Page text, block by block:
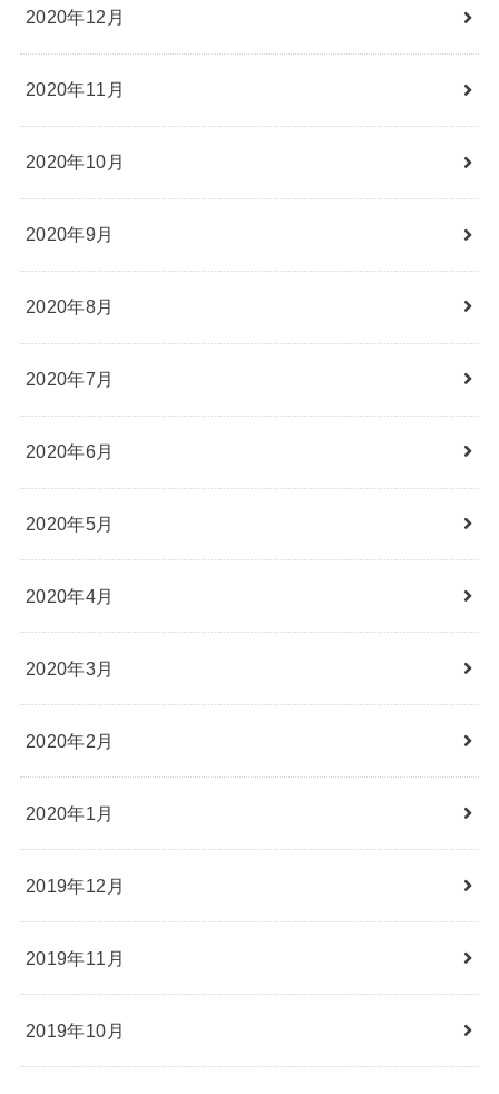
2020年12月
2020年11月
2020年10月
2020年9月
2020年8月
2020年7月
2020年6月
2020年5月
2020年4月
2020年3月
2020年2月
2020年1月
2019年12月
2019年11月
2019年10月